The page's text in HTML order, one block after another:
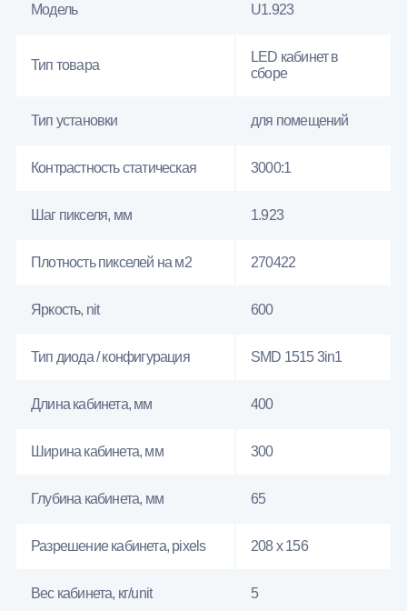
Модель U1.923
Тип товара
LED кабинет в
сборе
Тип установки для помещений
Контрастность статическая 3000:1
Шаг пикселя, мм 1.923
Плотность пикселей на м2 270422
Яркость, nit 600
Тип диода / конфигурация SMD 1515 3in1
Длина кабинета, мм 400
Ширина кабинета, мм 300
Глубина кабинета, мм 65
Разрешение кабинета, pixels 208 x 156
Вес кабинета, кг/unit 5